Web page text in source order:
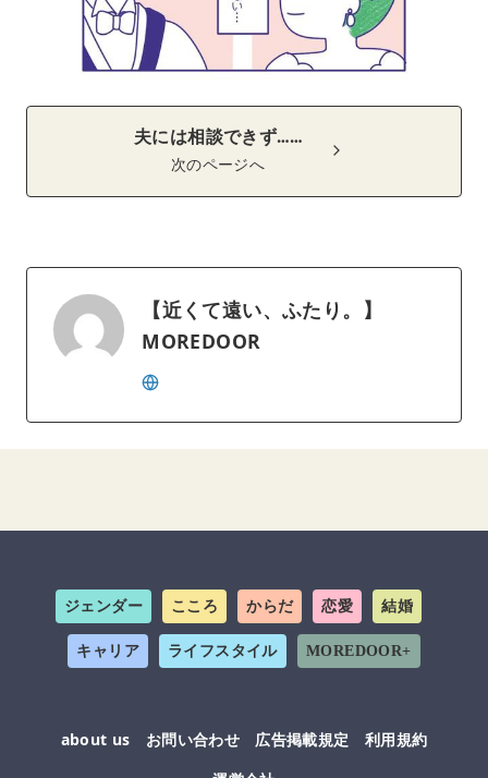
夫には相談できず……
次のページへ
【近くて遠い、ふたり。】
MOREDOOR
ジェンダー こころ からだ 恋愛 結婚
キャリア ライフスタイル MOREDOOR+
about us お問い合わせ 広告掲載規定
利用規約